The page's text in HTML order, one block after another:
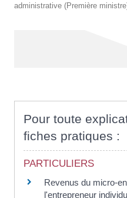
administrative (Première
Pour toute
fiches pratiques :
PARTICULIERS
Revenus du micro-
l'entrepreneur